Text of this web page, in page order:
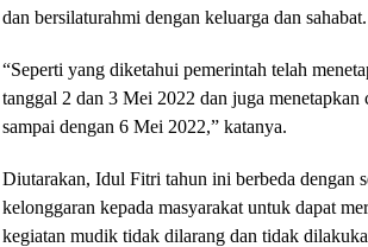
dan bersilaturahmi dengan keluarga dan sahabat.
“Seperti yang diketahui pemerintah telah
tanggal 2 dan 3 Mei 2022 dan juga
sampai dengan 6 Mei 2022,” katanya.
Diutarakan, Idul Fitri tahun ini berbeda dengan
kelonggaran kepada masyarakat untuk dapat
kegiatan mudik tidak dilarang dan tidak